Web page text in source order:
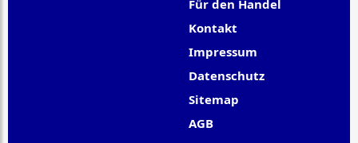
Für den Handel
Kontakt
Impressum
Datenschutz
Sitemap
AGB